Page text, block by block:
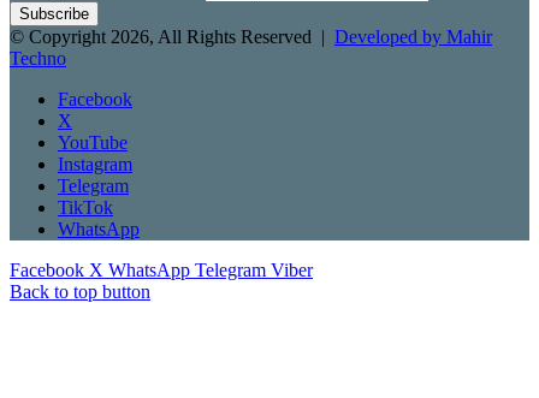
© Copyright 2026, All Rights Reserved | Developed by Mahir
Techno
Facebook
X
YouTube
Instagram
Telegram
TikTok
WhatsApp
Facebook X WhatsApp Telegram Viber
Back to top button